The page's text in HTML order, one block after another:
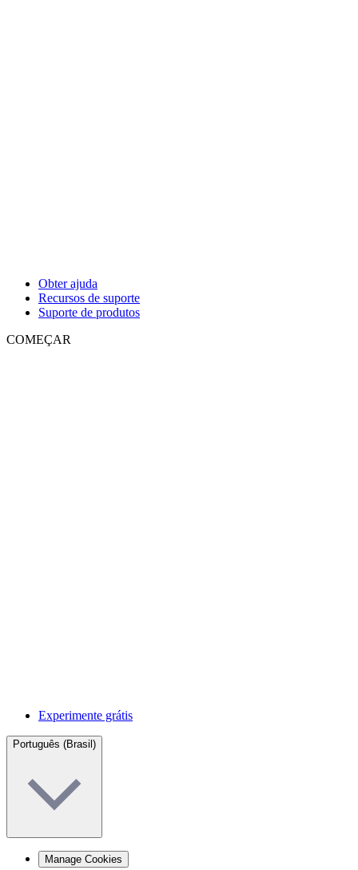
Obter ajuda
Recursos de suporte
Suporte de produtos
COMEÇAR
Experimente grátis
Português (Brasil)
Manage Cookies